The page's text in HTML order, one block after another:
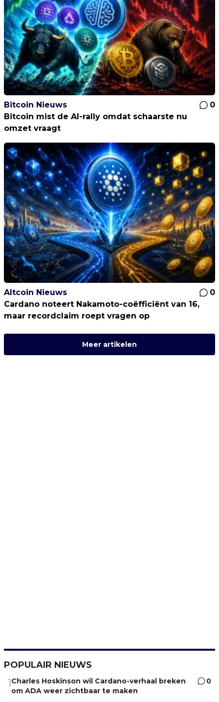
Bitcoin Nieuws
0
Bitcoin mist de AI-rally omdat schaarste nu
omzet vraagt
Altcoin Nieuws
0
Cardano noteert Nakamoto-coëfficiënt van 16,
maar recordclaim roept vragen op
Meer artikelen
POPULAIR NIEUWS
1Charles Hoskinson wil Cardano-verhaal breken
om ADA weer zichtbaar te maken
0